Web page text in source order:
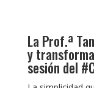
La Prof.ª
y
sesión del